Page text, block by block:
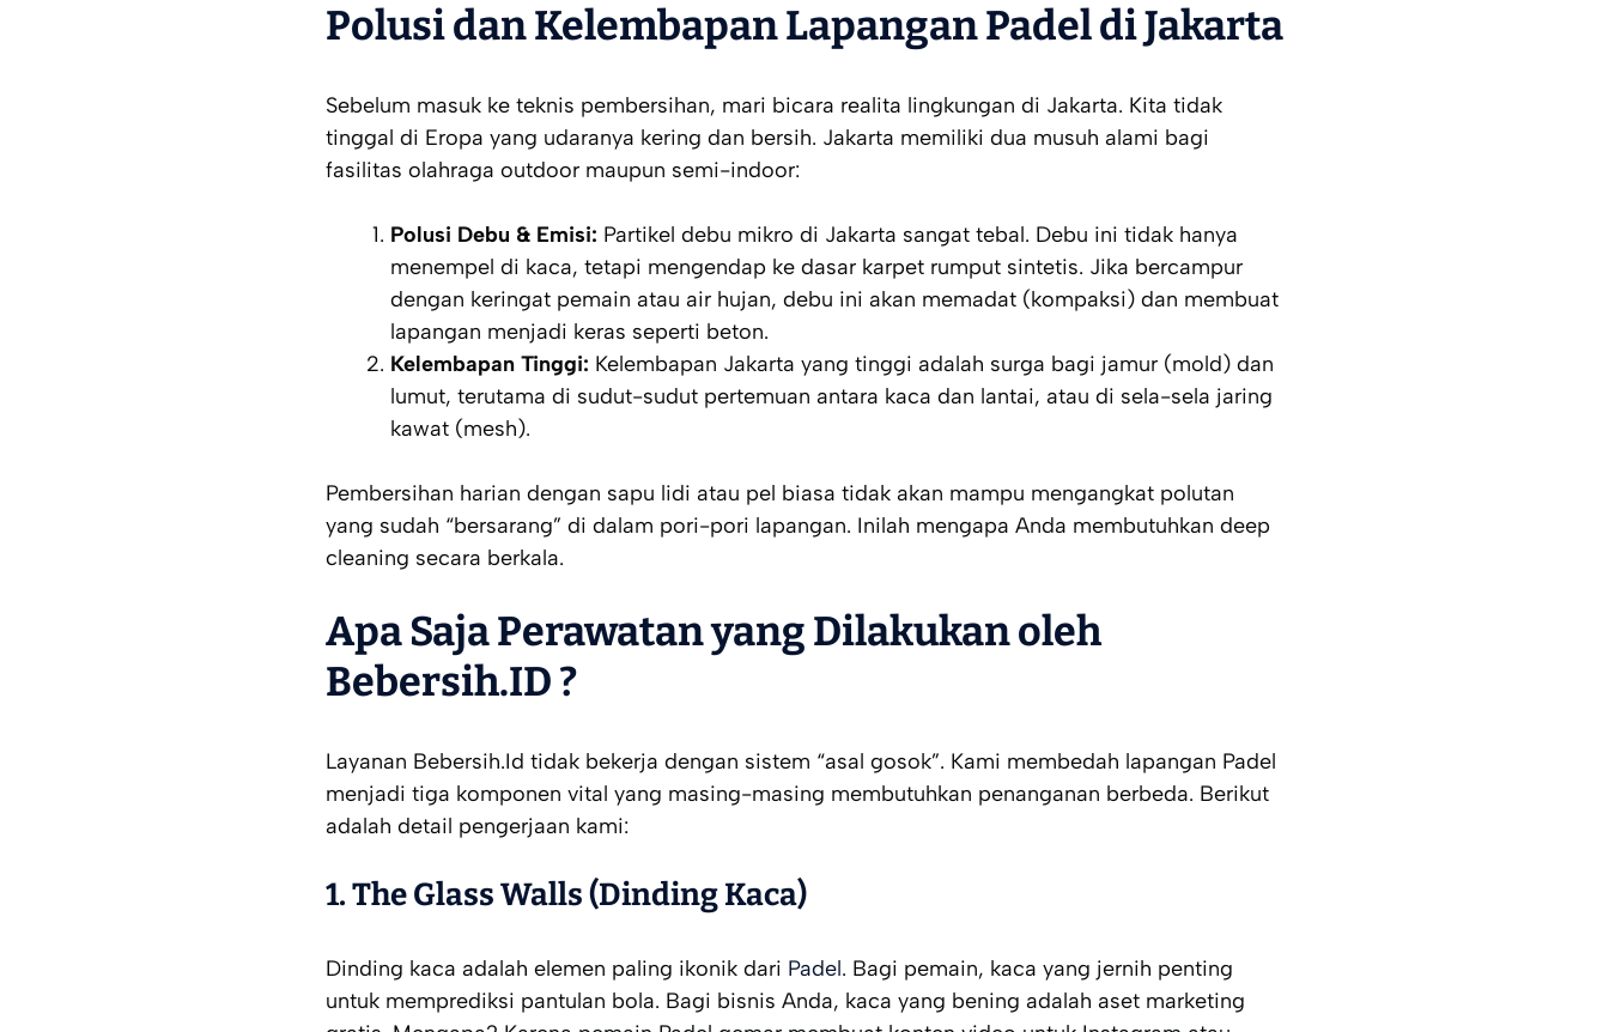
Polusi dan Kelembapan Lapangan Padel di Jakarta
Sebelum masuk ke teknis pembersihan, mari bicara realita lingkungan di Jakarta. Kita tidak
tinggal di Eropa yang udaranya kering dan bersih. Jakarta memiliki dua musuh alami bagi
fasilitas olahraga outdoor maupun semi-indoor:
Polusi Debu & Emisi: Partikel debu mikro di Jakarta sangat tebal. Debu ini tidak hanya
menempel di kaca, tetapi mengendap ke dasar karpet rumput sintetis. Jika bercampur
dengan keringat pemain atau air hujan, debu ini akan memadat (kompaksi) dan membuat
lapangan menjadi keras seperti beton.
Kelembapan Tinggi: Kelembapan Jakarta yang tinggi adalah surga bagi jamur (mold) dan
lumut, terutama di sudut-sudut pertemuan antara kaca dan lantai, atau di sela-sela jaring
kawat (mesh).
Pembersihan harian dengan sapu lidi atau pel biasa tidak akan mampu mengangkat polutan
yang sudah “bersarang” di dalam pori-pori lapangan. Inilah mengapa Anda membutuhkan deep
cleaning secara berkala.
Apa Saja Perawatan yang Dilakukan oleh
Bebersih.ID ?
Layanan Bebersih.Id tidak bekerja dengan sistem “asal gosok”. Kami membedah lapangan Padel
menjadi tiga komponen vital yang masing-masing membutuhkan penanganan berbeda. Berikut
adalah detail pengerjaan kami:
1. The Glass Walls (Dinding Kaca)
Dinding kaca adalah elemen paling ikonik dari Padel. Bagi pemain, kaca yang jernih penting
untuk memprediksi pantulan bola. Bagi bisnis Anda, kaca yang bening adalah aset marketing